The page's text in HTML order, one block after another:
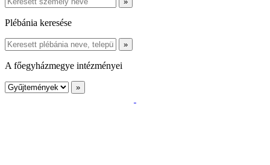
Plébánia keresése
A főegyházmegye intézményei